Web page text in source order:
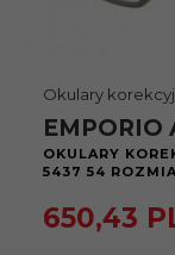
Okulary
EMPORIO
OKULARY
5437 54
650,43